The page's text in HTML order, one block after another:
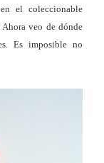
el coleccionable
veo de dónde
Es imposible no